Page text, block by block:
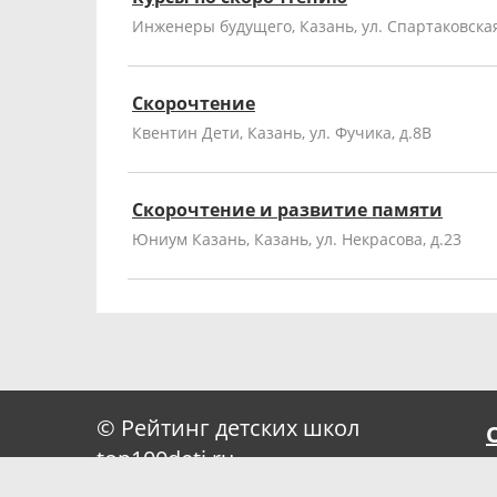
Инженеры будущего, Казань, ул.
Скорочтение
Квентин Дети, Казань, ул. Фучика, д.8В
Скорочтение и развитие памяти
Юниум Казань, Казань, ул. Некрасова, д.23
© Рейтинг детских школ
top100deti.ru